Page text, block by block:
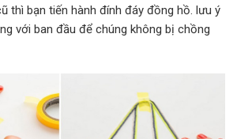
thì bạn tiến hành đính đáy đồng hồ. lưu ý
với ban đầu để chúng không bị chồng